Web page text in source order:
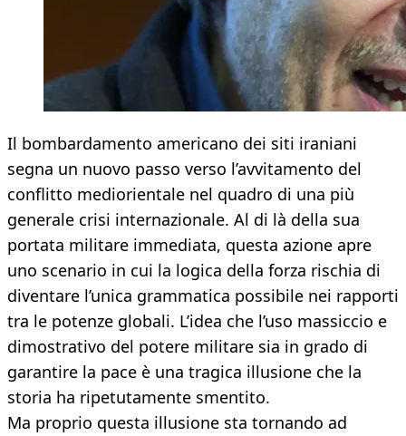
Il bombardamento americano dei siti iraniani
segna un nuovo passo verso l’avvitamento del
conflitto mediorientale nel quadro di una più
generale crisi internazionale. Al di là della sua
portata militare immediata, questa azione apre
uno scenario in cui la logica della forza rischia di
diventare l’unica grammatica possibile nei rapporti
tra le potenze globali. L’idea che l’uso massiccio e
dimostrativo del potere militare sia in grado di
garantire la pace è una tragica illusione che la
storia ha ripetutamente smentito.
Ma proprio questa illusione sta tornando ad